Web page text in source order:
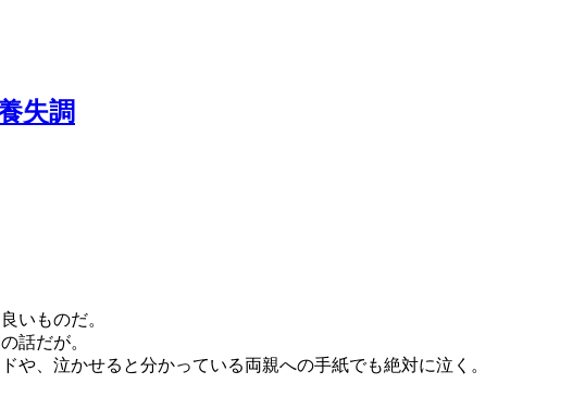
失調
いものだ。
話だが。
や、泣かせると分かっている両親への手紙でも絶対に泣く。